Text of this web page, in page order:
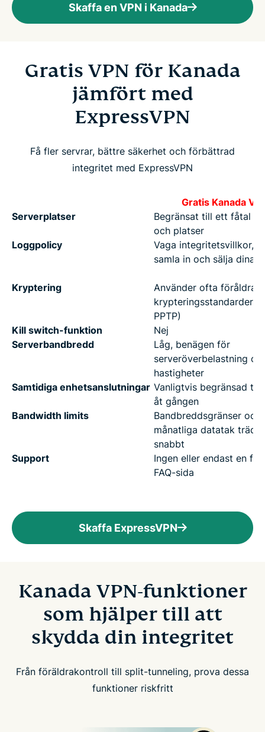
Skaffa en VPN i Kanada
Gratis VPN för Kanada
jämfört med
ExpressVPN
Få fler servrar, bättre säkerhet och förbättrad
integritet med ExpressVPN
Gratis Kanada
Serverplatser
Begränsat till ett fåtal
och platser
Loggpolicy
Vaga integritetsvillkor,
samla in och sälja dina
Kryptering
Använder ofta
krypteringsstandarder
PPTP)
Kill switch-funktion
Nej
Serverbandbredd
Låg, benägen för
serveröverbelastning
hastigheter
Samtidiga enhetsanslutningar Vanligtvis begränsad till
åt gången
Bandwidth limits
Bandbreddsgränser och
månatliga datatak
snabbt
Support
Ingen eller endast en
FAQ-sida
Skaffa ExpressVPN
Kanada VPN-funktioner
som hjälper till att
skydda din integritet
Från föräldrakontroll till split-tunneling, prova dessa
funktioner riskfritt